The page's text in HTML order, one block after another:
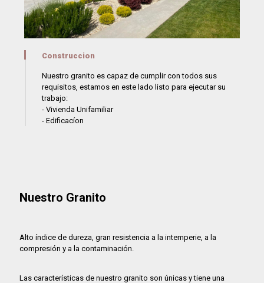
Construccion
Nuestro granito es capaz de cumplir con todos sus
requisitos, estamos en este lado listo para ejecutar su
trabajo:
- Vivienda Unifamiliar
- Edificacíon
Nuestro Granito
Alto índice de dureza, gran resistencia a la intemperie, a la
compresión y a la contaminación.
Las características de nuestro granito son únicas y tiene una